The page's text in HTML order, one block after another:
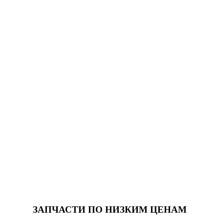
ЗАПЧАСТИПО НИЗКИМ ЦЕНАМ